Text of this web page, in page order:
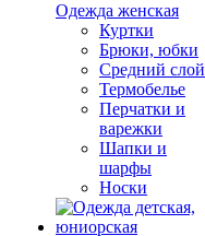
Одежда женская
Куртки
Брюки, юбки
Средний слой
Термобелье
Перчатки и
варежки
Шапки и
шарфы
Носки